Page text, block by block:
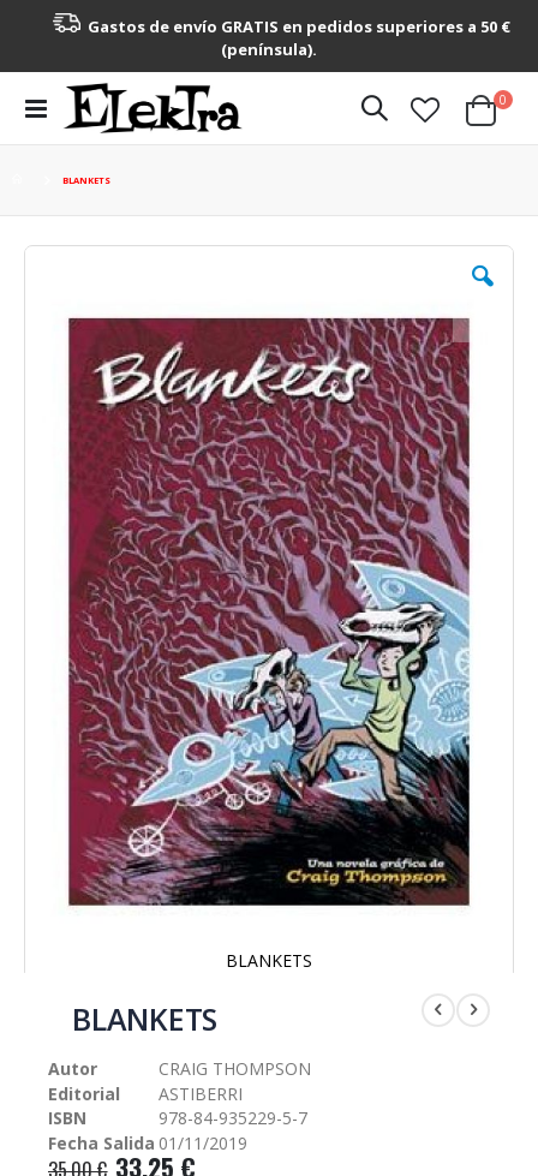
Gastos de envío GRATIS en pedidos superiores a 50 €
(península).
Toggle
Nav
Cart
0
BLANKETS
Saltar
imágenes
BLANKETS
comienzo
galería
imágenes
BLANKETS
Autor
CRAIG THOMPSON
Editorial
ASTIBERRI
ISBN
978-84-935229-5-7
Fecha Salida 01/11/2019
35,00 € 33,25 €